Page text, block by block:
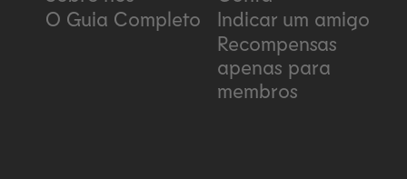
O Guia Completo
Indicar um amigo
Recompensas
apenas para
membros